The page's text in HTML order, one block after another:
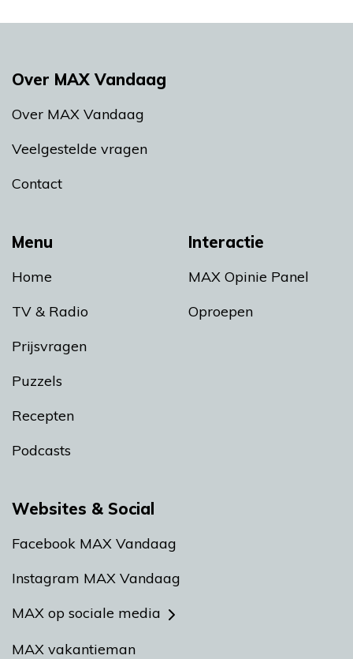
Menu
Home
TV & Radio
Prijsvragen
Puzzels
Recepten
Podcasts
Interactie
MAX Opinie Panel
Oproepen
Over MAX Vandaag
Over MAX Vandaag
Veelgestelde vragen
Contact
Websites & Social
Facebook MAX Vandaag
Instagram MAX Vandaag
MAX op sociale media
MAX vakantieman